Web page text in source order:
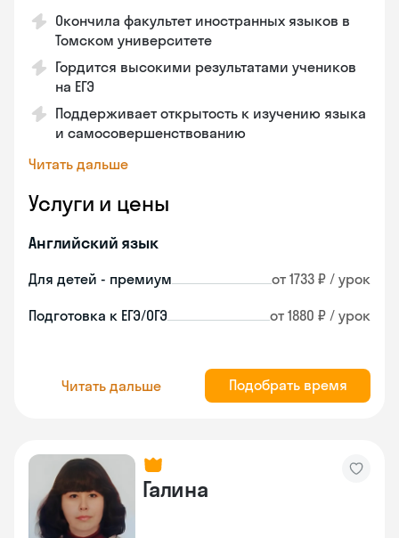
Окончила факультет иностранных языков в
Томском университете
Гордится высокими результатами учеников
на ЕГЭ
Поддерживает открытость к изучению языка
и самосовершенствованию
Читать дальше
Услуги и цены
Английский язык
Для детей - премиум от 1733 ₽ / урок
Подготовка к ЕГЭ/ОГЭ от 1880 ₽ / урок
Читать дальше Подобрать время
Галина